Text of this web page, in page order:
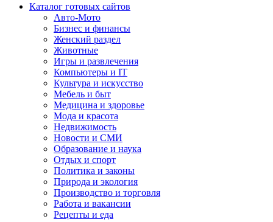
Каталог готовых сайтов
Авто-Мото
Бизнес и финансы
Женский раздел
Животные
Игры и развлечения
Компьютеры и IT
Культура и искусство
Мебель и быт
Медицина и здоровье
Мода и красота
Недвижимость
Новости и СМИ
Образование и наука
Отдых и спорт
Политика и законы
Природа и экология
Производство и торговля
Работа и вакансии
Рецепты и еда